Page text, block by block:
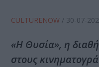
CULTURENOW / 30-07-
«Η Θυσία», η
στους